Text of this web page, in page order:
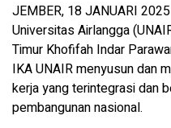
JEMBER, 18 JANUARI
Universitas Airlangga
Timur Khofifah Indar
IKA UNAIR menyusun dan
kerja yang terintegrasi dan
pembangunan nasional.